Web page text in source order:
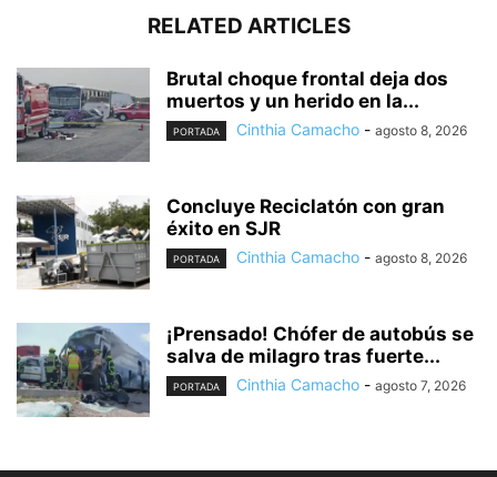
RELATED ARTICLES
Brutal choque frontal deja dos
muertos y un herido en la...
PORTADA Cinthia Camacho - agosto 8, 2026
Concluye Reciclatón con gran
éxito en SJR
PORTADA Cinthia Camacho - agosto 8, 2026
¡Prensado! Chófer de autobús se
salva de milagro tras fuerte...
PORTADA Cinthia Camacho - agosto 7, 2026